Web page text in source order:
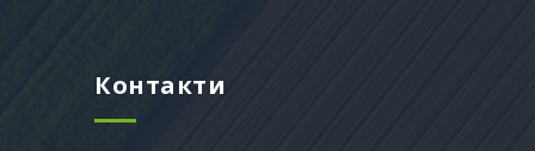
Контакти